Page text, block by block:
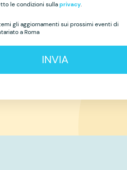
le condizioni sullaprivacy.
gli aggiornamenti sui prossimi eventi di
a Roma
INVIA